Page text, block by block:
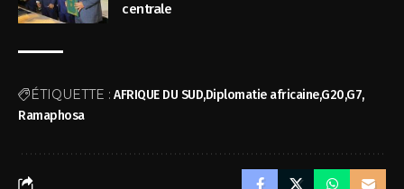
centrale
ÉTIQUETTE : AFRIQUE DU SUDDiplomatie africaineG20G7
Ramaphosa